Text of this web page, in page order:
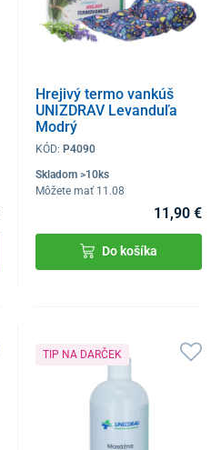
Hrejivý termo vankúš
UNIZDRAV Levanduľa
Modrý
KÓD:P4090
Skladom >10ks
Môžete mať 11.08
11,90 €
Do košíka
TIP NA DARČEK